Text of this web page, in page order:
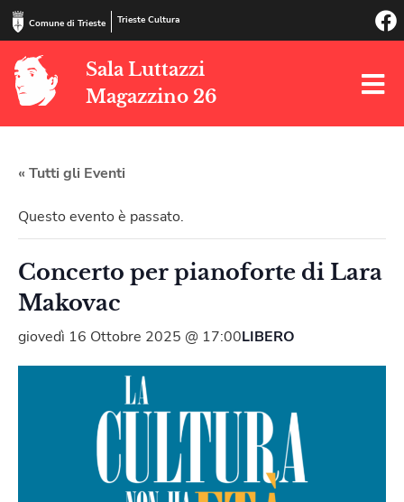
Comune di Trieste Trieste Cultura
Sala Luttazzi
Magazzino 26
« Tutti gli Eventi
Questo evento è passato.
Concerto per pianoforte di Lara
Makovac
giovedì 16 Ottobre 2025 @ 17:00LIBERO